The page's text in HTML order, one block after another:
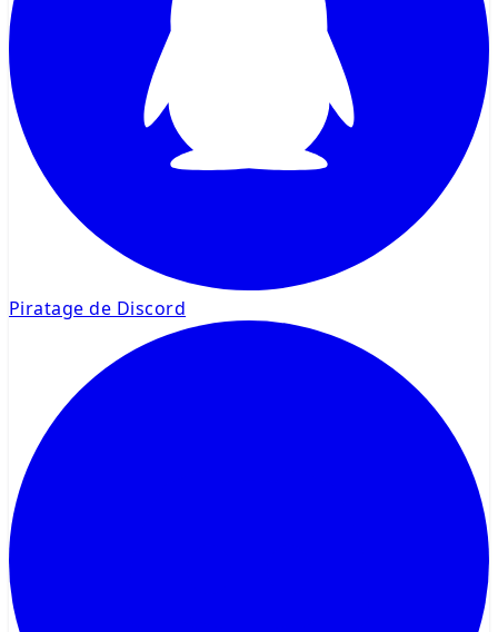
Piratage de Discord